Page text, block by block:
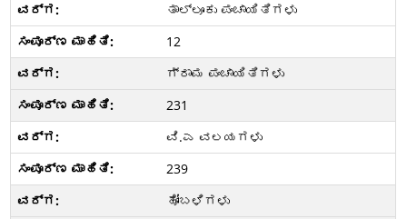
ತಾಲ್ಲೂಕು ಪಂಚಾಯಿತಿಗಳು
12
ಗ್ರಾಮ ಪಂಚಾಯಿತಿಗಳು
231
ವಿ.ಎ ವಲಯಗಳು
239
ಹೋಬಳಿಗಳು